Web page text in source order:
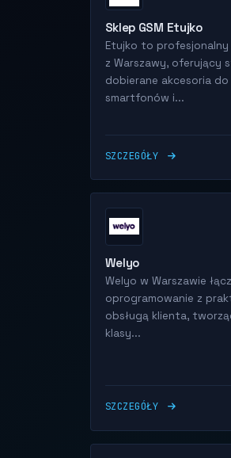
Sklep GSM Etujko
Etujko to profesjonalny
z Warszawy, oferujący
dobierane akcesoria do
smartfonów i...
SZCZEGÓŁY
Welyo
Welyo w Warszawie
oprogramowanie z
obsługą klienta,
klasy...
SZCZEGÓŁY